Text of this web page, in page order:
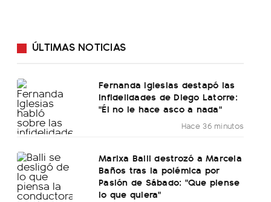
ÚLTIMAS NOTICIAS
Fernanda Iglesias destapó las
infidelidades de Diego Latorre:
"Él no le hace asco a nada"
Hace 36 minutos
Marixa Balli destrozó a Marcela
Baños tras la polémica por
Pasión de Sábado: "Que piense
lo que quiera"